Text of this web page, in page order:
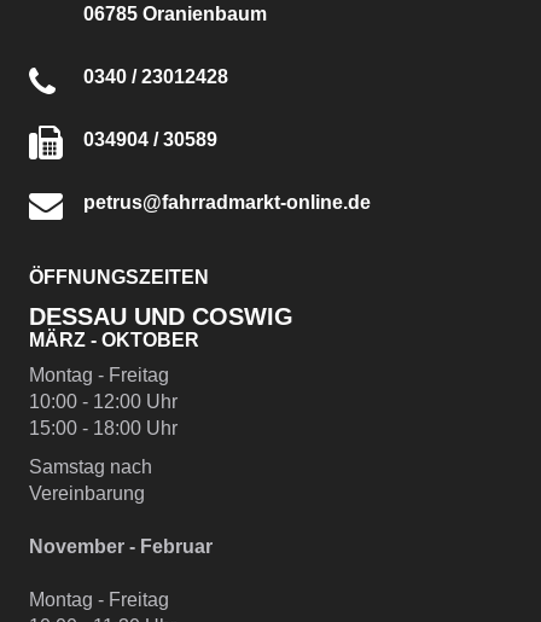
06785 Oranienbaum
0340 / 23012428
034904 / 30589
petrus@fahrradmarkt-online.de
ÖFFNUNGSZEITEN
DESSAU UND COSWIG
MÄRZ - OKTOBER
Montag - Freitag
10:00 - 12:00 Uhr
15:00 - 18:00 Uhr
Samstag nach
Vereinbarung
November - Februar
Montag - Freitag